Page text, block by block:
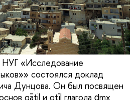
«Исследование
состоялся доклад
Дунцова. Он был посвящен
qātil и qtīl глагола ḏmx